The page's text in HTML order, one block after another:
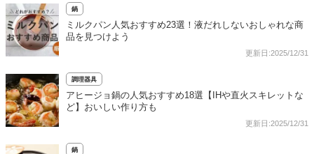
鍋
ミルクパン人気おすすめ23選！液だれしないおしゃれな商
品を見つけよう
更新日:2025/12/31
調理器具
アヒージョ鍋の人気おすすめ18選【IHや直火スキレットな
ど】おいしい作り方も
更新日:2025/12/31
鍋